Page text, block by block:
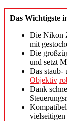
Das Wichtigste
Die Nikon
mit
Die
und setzt
Das staub-
Objektiv
Dank
vielseitigen